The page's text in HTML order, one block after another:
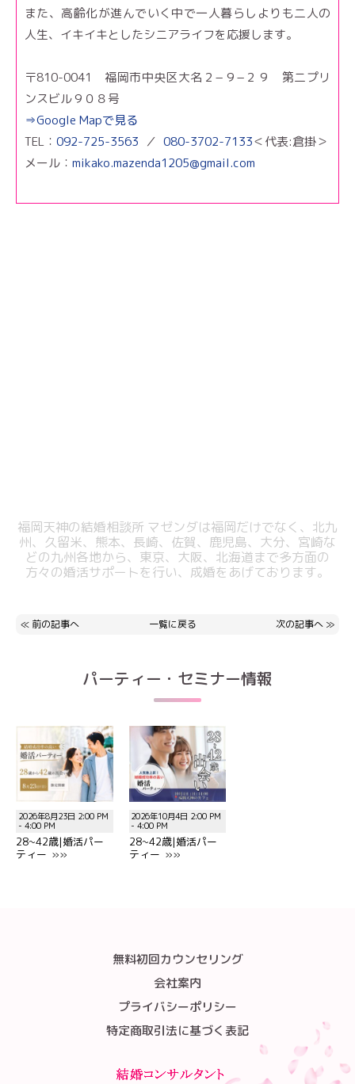
また、高齢化が進んでいく中で一人暮らしよりも二人の
人生、イキイキとしたシニアライフを応援します。
〒810-0041 福岡市中央区大名２−９−２９ 第二プリ
ンスビル９０８号
⇒Google Mapで見る
TEL： 092-725-3563 ／ 080-3702-7133＜代表:倉掛＞
メール： mikako.mazenda1205@gmail.com
福岡天神の結婚相談所 マゼンダは福岡だけでなく、北九
州、久留米、熊本、 長崎、佐賀、鹿児島、大分、宮崎な
どの九州各地から、東京、大阪、北海道まで多方面の
方々の婚活サポートを行い、成婚をあげております。
≪ 前の記事へ 一覧に戻る 次の記事へ ≫
パーティー・セミナー情報
2026年8月23日 2:00 PM
- 4:00 PM
28~42歳|婚活パー
ティー »»
2026年10月4日 2:00 PM
- 4:00 PM
28~42歳|婚活パー
ティー »»
無料初回カウンセリング
会社案内
プライバシーポリシー
特定商取引法に基づく表記